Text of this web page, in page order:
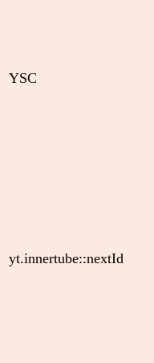
YSC
yt.innertube::nextId